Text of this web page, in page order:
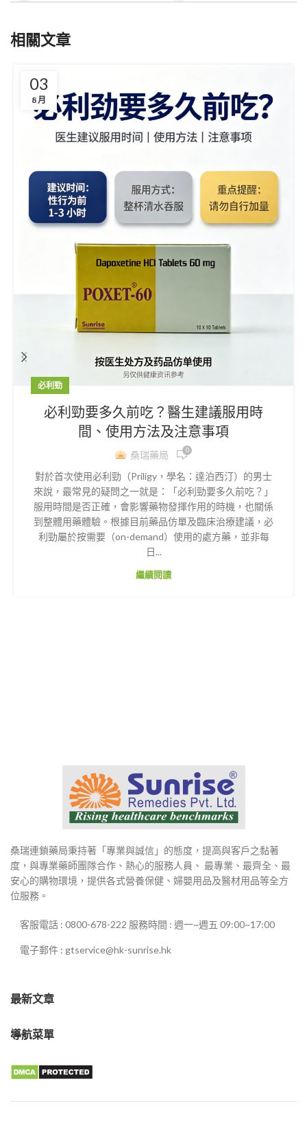
相關文章
03
8 月
必利勁
必利勁要多久前吃？醫生建議服用時
間、使用方法及注意事項
桑瑞藥局 0
對於首次使用必利勁（Priligy，學名：達泊西汀）的男士
來說，最常見的疑問之一就是：「必利勁要多久前吃？」
服用時間是否正確，會影響藥物發揮作用的時機，也關係
到整體用藥體驗。根據目前藥品仿單及臨床治療建議，必
利勁屬於按需要（on-demand）使用的處方藥，並非每
日...
繼續閱讀
桑瑞連鎖藥局秉持著「專業與誠信」的態度，提高與客戶之黏著
度，與專業藥師團隊合作、熱心的服務人員、 最專業、最齊全、最
安心的購物環境，提供各式營養保健、婦嬰用品及醫材用品等全方
位服務。
客服電話 : 0800-678-222 服務時間 : 週一~週五 09:00~17:00
電子郵件 : gtservice@hk-sunrise.hk
最新文章
導航菜單